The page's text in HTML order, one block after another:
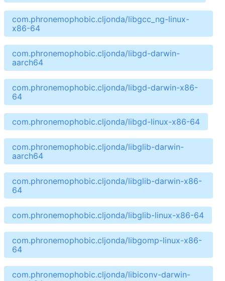
com.phronemophobic.cljonda/libgcc_ng-linux-
x86-64
com.phronemophobic.cljonda/libgd-darwin-
aarch64
com.phronemophobic.cljonda/libgd-darwin-x86-
64
com.phronemophobic.cljonda/libgd-linux-x86-64
com.phronemophobic.cljonda/libglib-darwin-
aarch64
com.phronemophobic.cljonda/libglib-darwin-x86-
64
com.phronemophobic.cljonda/libglib-linux-x86-64
com.phronemophobic.cljonda/libgomp-linux-x86-
64
com.phronemophobic.cljonda/libiconv-darwin-